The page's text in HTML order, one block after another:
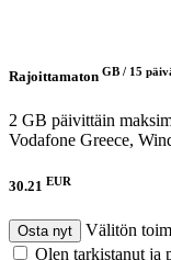
Rajoittamaton GB / 15
2 GB päivittäin
Vodafone Greece,
30.21 EUR
Osta nyt
Välitön
Olen tarkistanut ja